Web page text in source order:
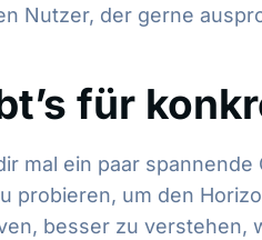
Nutzer, der gerne
für
mal ein paar
probieren, um den
besser zu verstehen,